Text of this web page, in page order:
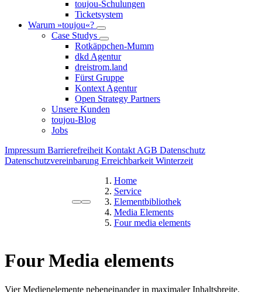
toujou-Schulungen
Ticketsystem
Warum »toujou«?
Case Studys
Rotkäppchen-Mumm
dkd Agentur
dreistrom.land
Fürst Gruppe
Kontext Agentur
Open Strategy Partners
Unsere Kunden
toujou-Blog
Jobs
Impressum Barrierefreiheit Kontakt AGB Datenschutz
Datenschutzvereinbarung Erreichbarkeit Winterzeit
Home
Service
Elementbibliothek
Media Elements
Four media elements
Four Media elements
Vier Medienelemente nebeneinander in maximaler Inhaltsbreite.